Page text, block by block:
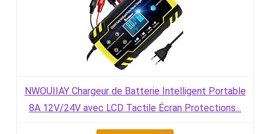
NWOUIIAY Chargeur de Batterie Intelligent Portable
8A 12V/24V avec LCD Tactile Écran Protections...